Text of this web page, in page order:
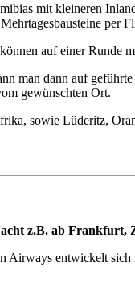
mit kleineren
per
auf einer Runde
man dann auf
gewünschten Ort.
sowie Lüderitz,
z.B. ab
Airways entwickelt